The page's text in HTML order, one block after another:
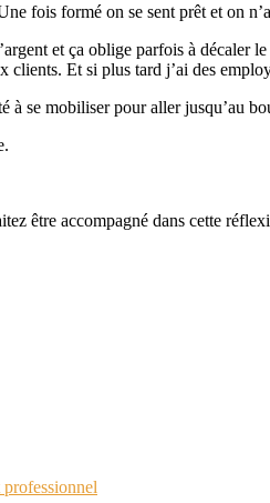
fois formé on se sent prêt et on
et ça oblige parfois à
Et si plus tard j’ai des
à se mobiliser pour aller jusqu’au
être accompagné dans cette